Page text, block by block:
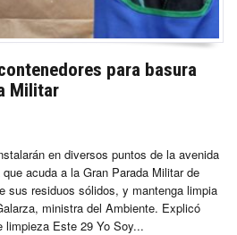
para basura
Militar
en diversos puntos de la avenida
acuda a la Gran Parada Militar de
sus residuos sólidos, y mantenga limpia
ministra del Ambiente. Explicó
limpieza Este 29 Yo Soy...